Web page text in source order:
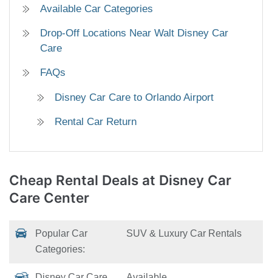
Available Car Categories
Drop-Off Locations Near Walt Disney Car
Care
FAQs
Disney Car Care to Orlando Airport
Rental Car Return
Cheap Rental Deals at Disney Car
Care Center
Popular Car
Categories:
SUV & Luxury Car Rentals